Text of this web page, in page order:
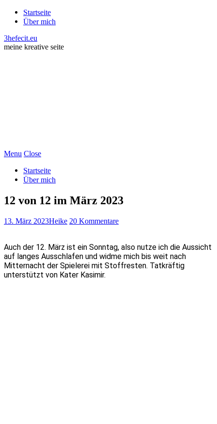
Startseite
Über mich
3hefecit.eu
meine kreative seite
Menu Close
Startseite
Über mich
12 von 12 im März 2023
13. März 2023Heike 20 Kommentare
Auch der 12. März ist ein Sonntag, also nutze ich die Aussicht
auf langes Ausschlafen und widme mich bis weit nach
Mitternacht der Spielerei mit Stoffresten. Tatkräftig
unterstützt von Kater Kasimir.